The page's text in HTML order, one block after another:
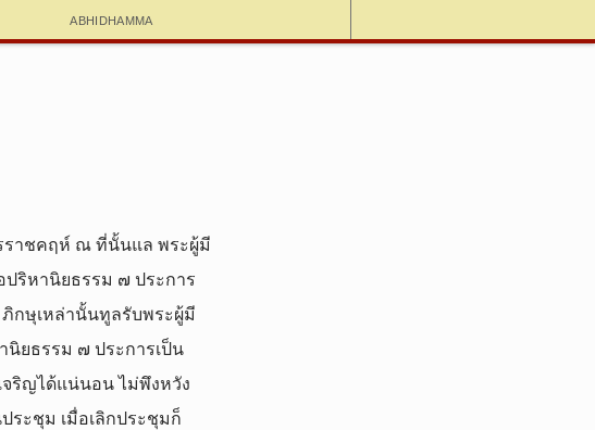
Abhidhamma
ราชคฤห์ ณ ที่นั้นแล พระผู้มี
ปริหานิยธรรม ๗ ประการ
ภิกษุเหล่านั้นทูลรับพระผู้มี
ยธรรม ๗ ประการเป็น
ริญได้แน่นอน ไม่พึงหวัง
ระชุม เมื่อเลิกประชุมก็